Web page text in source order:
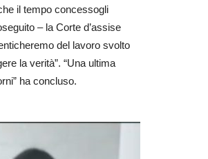
il tempo concessogli
– la Corte d’assise
del lavoro svolto
la verità”. “Una ultima
ha concluso.